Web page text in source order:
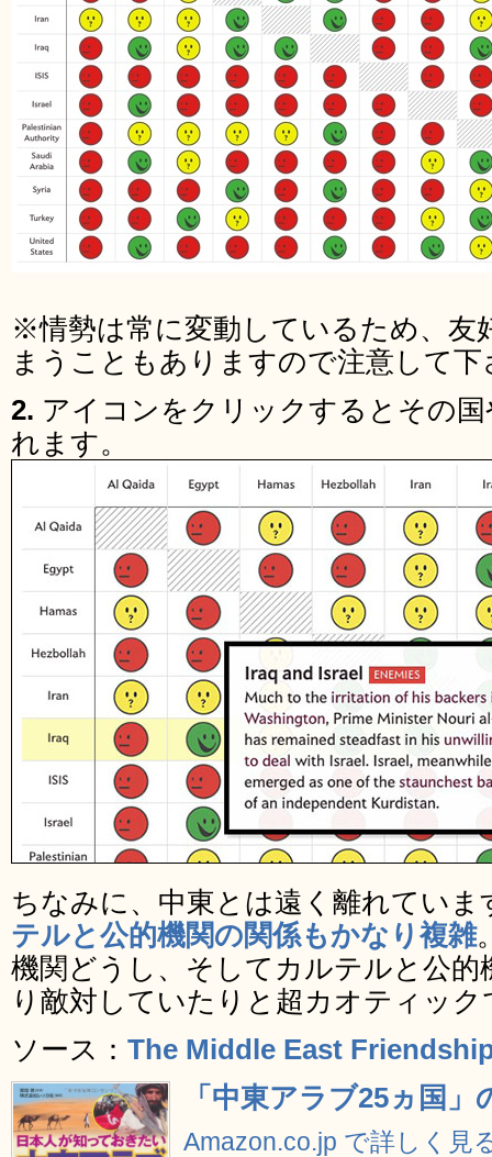
※情勢は常に変動しているため、友
まうこともありますので注意して下
2. アイコンをクリックするとその
れます。
ちなみに、中東とは遠く離れていま
テルと公的機関の関係もかなり複雑
機関どうし、そしてカルテルと公的
り敵対していたりと超カオティック
ソース： The Middle East
「中東アラブ25ヵ国
Amazon.co.jp で詳しく見